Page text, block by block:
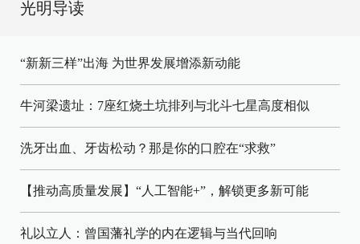
光明导读
“新新三样”出海 为世界发展增添新动能
牛河梁遗址：7座红烧土坑排列与北斗七星高度相似
洗牙出血、牙齿松动？那是你的口腔在“求救”
【推动高质量发展】“人工智能+”，解锁更多新可能
礼以立人：曾国藩礼学的内在逻辑与当代回响